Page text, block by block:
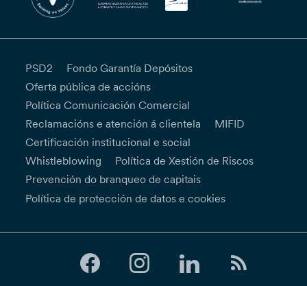
PSD2
Fondo Garantía Depósitos
Oferta pública de accións
Política Comunicación Comercial
Reclamacións e atención á clientela
MIFID
Certificación institucional e social
Whistleblowing
Política de Xestión de Riscos
Prevención do branqueo de capitais
Política de protección de datos e cookies